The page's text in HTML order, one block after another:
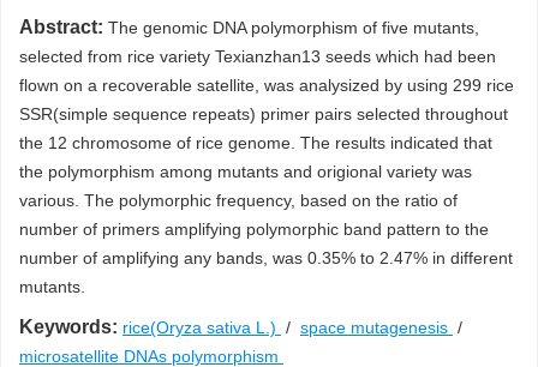
Abstract: The genomic DNA polymorphism of five mutants,
selected from rice variety Texianzhan13 seeds which had been
flown on a recoverable satellite, was analysized by using 299 rice
SSR(simple sequence repeats) primer pairs selected throughout
the 12 chromosome of rice genome. The results indicated that
the polymorphism among mutants and origional variety was
various. The polymorphic frequency, based on the ratio of
number of primers amplifying polymorphic band pattern to the
number of amplifying any bands, was 0.35% to 2.47% in different
mutants.
Keywords: rice(Oryza sativa L.) / space mutagenesis /
microsatellite DNAs polymorphism